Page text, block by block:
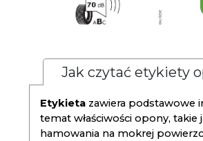
Jak czytać etykiety
Etykieta zawiera podstawowe
temat właściwości opony, takie
hamowania na mokrej